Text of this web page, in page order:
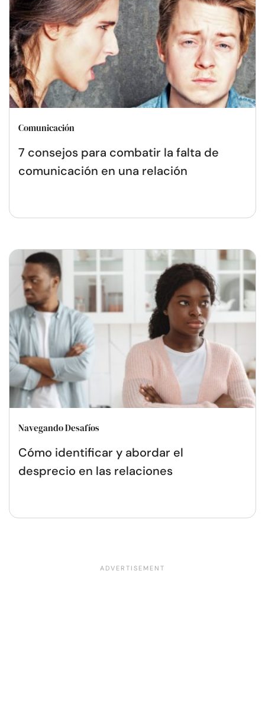
Comunicación
7 consejos para combatir la falta de
comunicación en una relación
Navegando Desafíos
Cómo identificar y abordar el
desprecio en las relaciones